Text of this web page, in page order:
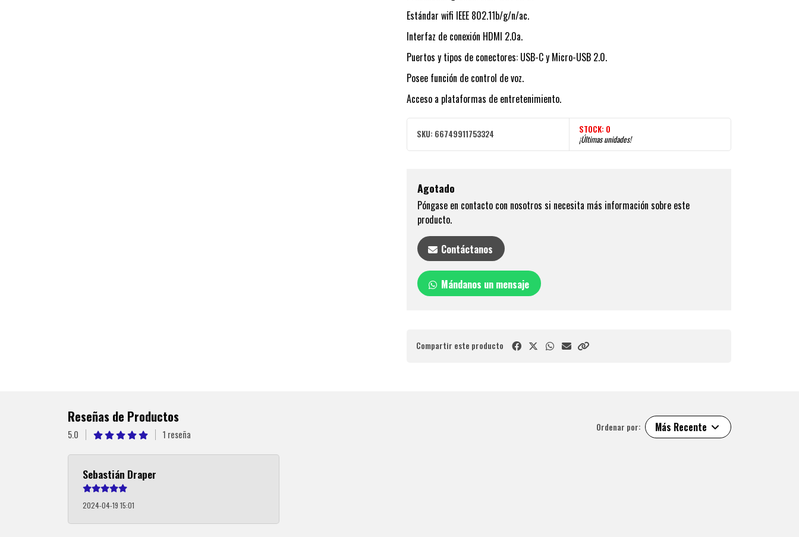
Estándar wifi IEEE 802.11b/g/n/ac.
Interfaz de conexión HDMI 2.0a.
Puertos y tipos de conectores: USB-C y Micro-USB 2.0.
Posee función de control de voz.
Acceso a plataformas de entretenimiento.
SKU: 66749911753324 STOCK: 0
¡Últimas unidades!
Agotado
Póngase en contacto con nosotros si necesita más información sobre este
producto.
Contáctanos
Mándanos un mensaje
Compartir este producto
Reseñas de Productos
5.0 1 reseña
Ordenar por: Más Recente
Sebastián Draper
2024-04-19 15:01